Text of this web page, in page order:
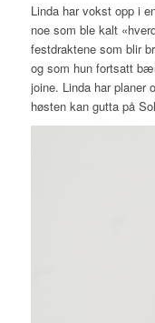
Linda har vokst opp i
noe som ble kalt
festdraktene som blir
og som hun fortsatt
joine. Linda har planer
høsten kan gutta på